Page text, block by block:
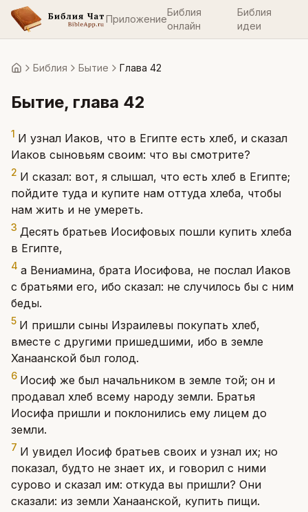
Приложение
Библия
онлайн
Библия
идеи
ГлавнаяБиблия Бытие Глава 42
Бытие, глава 42
1 И узнал Иаков, что в Египте есть хлеб, и сказал
Иаков сыновьям своим: что вы смотрите?
2 И сказал: вот, я слышал, что есть хлеб в Египте;
пойдите туда и купите нам оттуда хлеба, чтобы
нам жить и не умереть.
3 Десять братьев Иосифовых пошли купить хлеба
в Египте,
4 а Вениамина, брата Иосифова, не послал Иаков
с братьями его, ибо сказал: не случилось бы с ним
беды.
5 И пришли сыны Израилевы покупать хлеб,
вместе с другими пришедшими, ибо в земле
Ханаанской был голод.
6 Иосиф же был начальником в земле той; он и
продавал хлеб всему народу земли. Братья
Иосифа пришли и поклонились ему лицем до
земли.
7 И увидел Иосиф братьев своих и узнал их; но
показал, будто не знает их, и говорил с ними
сурово и сказал им: откуда вы пришли? Они
сказали: из земли Ханаанской, купить пищи.